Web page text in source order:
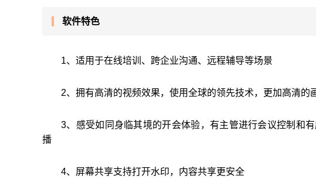
软件特色
1、适用于在线培训、跨企业沟通、远程辅导等场景
2、拥有高清的视频效果，使用全球的领先技术，更加高清的
3、感受如同身临其境的开会体验，有主管进行会议控制和
播
4、屏幕共享支持打开水印，内容共享更安全